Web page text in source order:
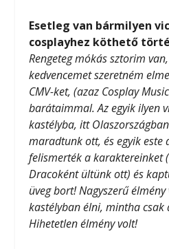
Esetleg van bármilyen
cosplayhez köthető
Rengeteg mókás sztorim
kedvencemet szeretném
CMV-ket, (azaz Cosplay
barátaimmal. Az egyik ilyen
kastélyba, itt
maradtunk ott, és egyik este
felismerték a karaktereinket
Dracoként ültünk ott) és
üveg bort! Nagyszerű
kastélyban élni, mintha csak
Hihetetlen élmény volt!